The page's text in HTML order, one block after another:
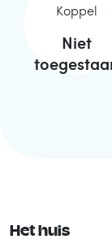
Koppel
Niet
Het huis